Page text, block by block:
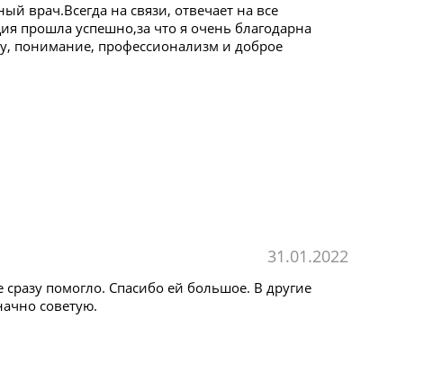
врач.Всегда на связи, отвечает на все
прошла успешно,за что я очень благодарна
понимание, профессионализм и доброе
31.01.2022
помогло. Спасибо ей большое. В другие
советую.